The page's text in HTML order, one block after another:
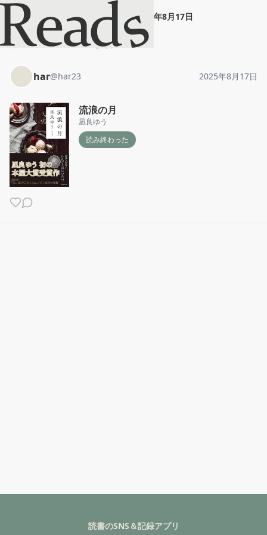
har 流浪の月 " 2025年8月17日
ホーム har 投稿
har@har23 2025年8月17日
流浪の月
凪良ゆう
読み終わった
読書のSNS＆記録アプリ